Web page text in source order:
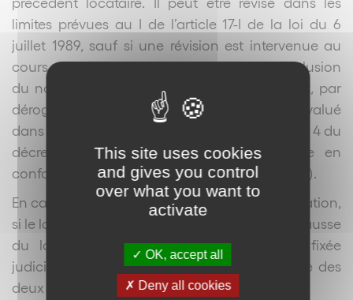
limites prévues au I de l’article 17-I de la loi du 6
juillet 1989, sauf si une révision est intervenue au
cours des douze mois qui précèdent la conclusion
du nouveau contrat de location. Cependant, par
dérogation à l’article 3, le loyer peut être réévalué
dans les conditions et limites prévues à l’article 4 du
décret (travaux d’amélioration ou de mise en
conformité, loyer manifestement sous-évalué…).
En cas de renouvellement d’un contrat de location,
si le loyer est manifestement sous-évalué, la hausse
du loyer convenue entre les parties ou fixée
judiciairement ne peut excéder la plus élevée des
deux limites suivantes :
This site uses cookies
and gives you control
over what you want to
activate
OK, accept all
Deny all cookies